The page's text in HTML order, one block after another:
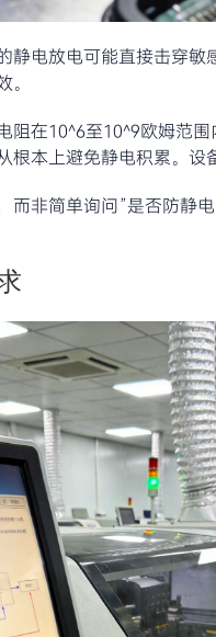
静电放电可能直接击穿
阻在10^6至10^9欧姆范
本上避免静电积累。设
而非简单询问”是否防静